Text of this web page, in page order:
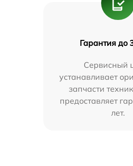
Гарантия до
Сервисный
устанавливает
запчасти
предоставляет
лет.